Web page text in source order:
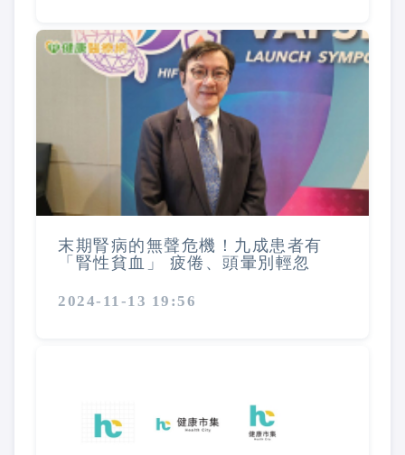
末期腎病的無聲危機！九成患者有
「腎性貧血」 疲倦、頭暈別輕忽
2024-11-13 19:56